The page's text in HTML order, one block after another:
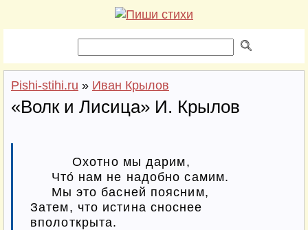
Pishi-stihi.ru » Иван Крылов
«Волк и Лисица» И. Крылов
Затем, что истина сноснее
вполоткрыта.